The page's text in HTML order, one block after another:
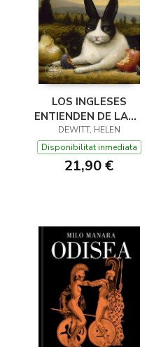
LOS INGLESES
ENTIENDEN DE LANA
(Y OTROS TRUCOS)
DEWITT, HELEN
Disponibilitat inmediata
21,90 €